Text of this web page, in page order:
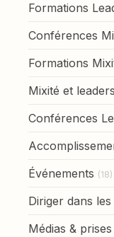
Formations
Conférences
Formations
Mixité et
Conférences
Événements (18)
Diriger dans
Médias &